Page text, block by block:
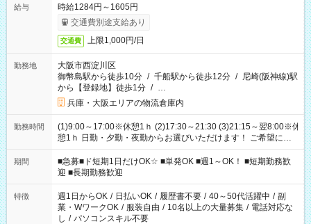
給与
時給1284円～1605円
交通費別途支給あり
交通費 上限1,000円/日
勤務地
大阪市西淀川区
御幣島駅から徒歩10分 / 千船駅から徒歩12分 / 尼崎(阪神線)駅
から【登録地】徒歩1分 / …
兵庫・大阪エリアの物流倉庫内
勤務時間
(1)9:00～17:00※休憩1ｈ (2)17:30～21:30 (3)21:15～翌8:00※休
憩1ｈ 日勤・夕勤・夜勤からお選びいただけます！ ご希望に合
わせて働けるお仕事です(*^^*) 【その他選べる勤務時間】 8-17
時/9-17時/9-18時/10-18時/11-21時/18-22時/20-翌4時/21-翌5
時/22-翌6時/0-翌8時 ご自身のご都合で選んで頂ける完全自由シ
フト！
期間
■急募■ド短期1日だけOK☆ ■単発OK ■週1～OK！ ■短期勤務歓
迎 ■長期勤務歓迎
特徴 週1日からOK / 日払いOK / 履歴書不要 / 40～50代活躍中 / 副
業・WワークOK / 服装自由 / 10名以上の大量募集 / 電話対応な
し / パソコンスキル不要